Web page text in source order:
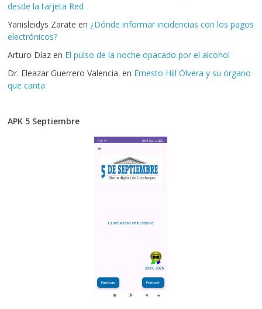
desde la tarjeta Red
Yanisleidys Zarate en ¿Dónde informar incidencias con los pagos
electrónicos?
Arturo Díaz en El pulso de la noche opacado por el alcohol
Dr. Eleazar Guerrero Valencia. en Ernesto Hill Olvera y su órgano
que canta
APK 5 Septiembre